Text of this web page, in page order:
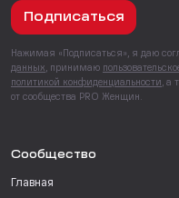
Подписаться
Нажимая «Подписаться», я даю
данных , принимаю
политикой конфиденциальности , а
от сообщества PRO Женщин.
Сообщество
Главная